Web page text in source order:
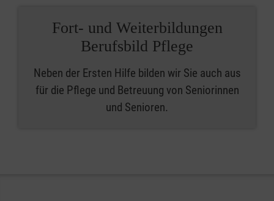
Fort- und Weiterbildungen
Berufsbild Pflege
Neben der Ersten Hilfe bilden wir Sie auch aus
für die Pflege und Betreuung von Seniorinnen
und Senioren.